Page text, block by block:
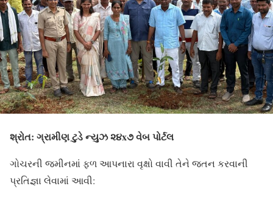
શ્રોત: ગ્રામીણ ટુડે ન્યુઝ ૨૪x૭ વેબ પોર્ટલ
ગોચરની જમીનમાં ફળ આપનારા વૃક્ષો વાવી તેને જતન કરવાની
પ્રતિજ્ઞા લેવામાં આવી: